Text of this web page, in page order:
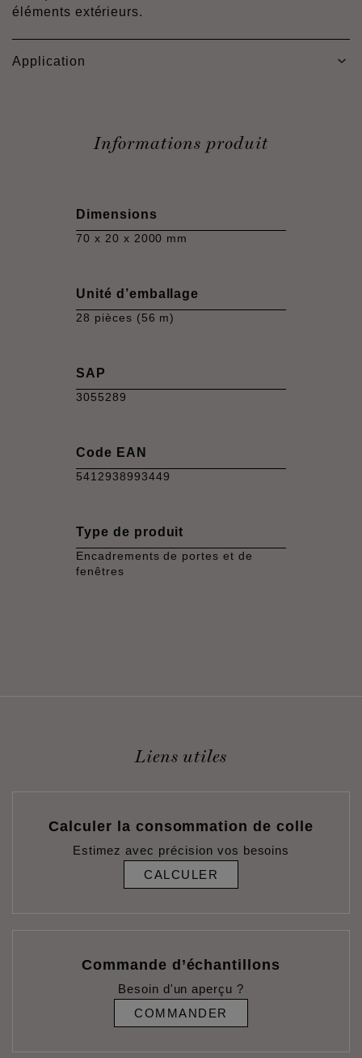
éléments extérieurs.
Application
Informations produit
Dimensions
70 x 20 x 2000 mm
Unité d’emballage
28 pièces (56 m)
SAP
3055289
Code EAN
5412938993449
Type de produit
Encadrements de portes et de
fenêtres
Liens utiles
Calculer la consommation de colle
Estimez avec précision vos besoins
CALCULER
Commande d’échantillons
Besoin d'un aperçu ?
COMMANDER